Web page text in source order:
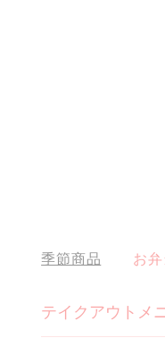
テイクアウトメ
季節商品 お弁